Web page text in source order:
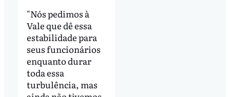
"Nós pedimos à
Vale que dê essa
estabilidade para
seus funcionários
enquanto durar
toda essa
turbulência, mas